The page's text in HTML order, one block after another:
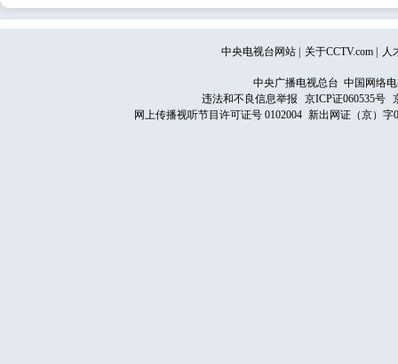
中央电视台网站 关于CCTV.com 人
中央广播电视总台 中国网络
违法和不良信息举报
京ICP证060535号
网上传播视听节目许可证号 0102004 新出网证（京）